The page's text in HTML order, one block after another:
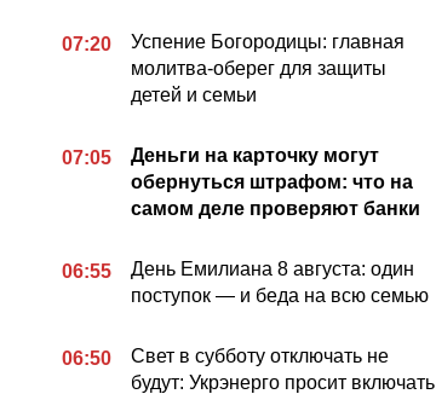
07:20
Успение Богородицы: главная
молитва-оберег для защиты
детей и семьи
07:05
Деньги на карточку могут
обернуться штрафом: что на
самом деле проверяют банки
06:55
День Емилиана 8 августа: один
поступок — и беда на всю семью
06:50
Свет в субботу отключать не
будут: Укрэнерго просит включать